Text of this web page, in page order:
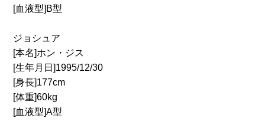
[血液型]B型
ジョシュア
[本名]ホン・ジス
[生年月日]1995/12/30
[身長]177cm
[体重]60kg
[血液型]A型